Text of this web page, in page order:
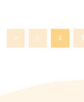
< 1 2 3